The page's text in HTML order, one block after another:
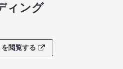
ィング
閲覧する